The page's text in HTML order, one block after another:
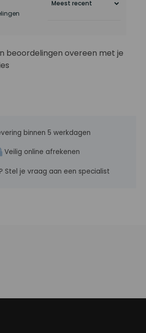
beoordelingen overeen met je
binnen 5 werkdagen
Veilig online afrekenen
Stel je vraag aan een specialist